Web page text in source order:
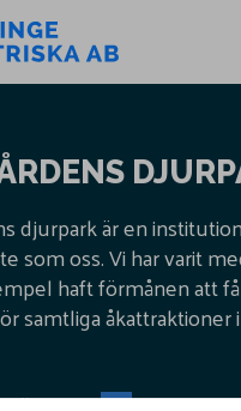
djurpark är en
som oss. Vi har varit
haft förmånen att
samtliga åkattraktioner